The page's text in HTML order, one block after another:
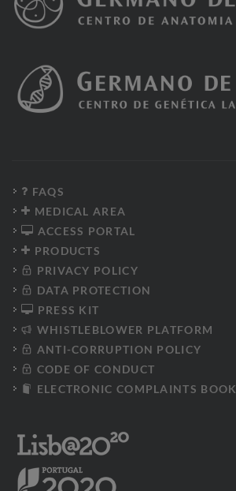
FAQS
MEDICAL AREA
ACCESS PORTAL
PRODUCTS
PRIVACY POLICY
DATA PROTECTION
PRESS KIT
WHISTLEBLOWER PLATFORM
ANTI-CORRUPTION POLICY
CODE OF CONDUCT
ELECTRONIC COMPLAINTS BOOK